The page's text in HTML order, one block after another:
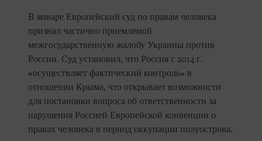
В январе Европейский суд по правам человека
признал частично приемлемой
межгосударственную жалобу Украины против
России. Суд установил, что Россия с 2014 г.
«осуществляет фактический контроль» в
отношении Крыма, что открывает возможности
для постановки вопроса об ответственности за
нарушения Россией Европейской конвенции о
правах человека в период оккупации полуострова.